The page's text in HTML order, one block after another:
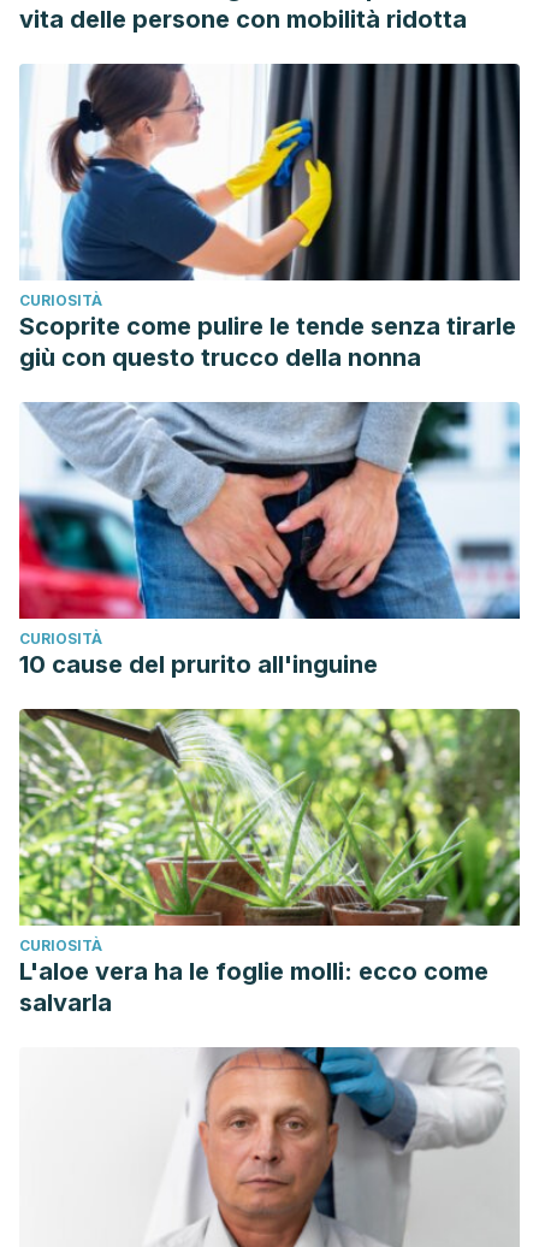
Sreenivasan and Arun Narayanan.
https://www.ncbi.nlm.nih.gov/pmc/articles/PMC4382606/
vita delle persone con mobilità ridotta
CURIOSITÀ
Scoprite come pulire le tende senza tirarle
giù con questo trucco della nonna
CURIOSITÀ
10 cause del prurito all'inguine
CURIOSITÀ
L'aloe vera ha le foglie molli: ecco come
salvarla